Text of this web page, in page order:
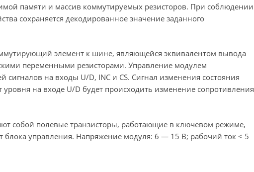
памяти и массив коммутируемых резисторов. При соблюдении
сохраняется декодированное значение заданного
элемент к шине, являющейся эквивалентом вывода
переменными резисторами. Управление модулем
сигналов на входы U/D, INC и CS. Сигнал изменения состояния
уровня на входе U/D будет происходить изменение сопротивления
собой полевые транзисторы, работающие в ключевом режиме,
блока управления. Напряжение модуля: 6 — 15 В; рабочий ток < 5